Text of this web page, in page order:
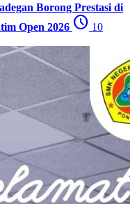
Borong Prestasi di
Open 2026 schedule 10